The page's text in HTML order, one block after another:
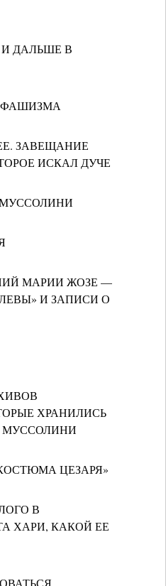
ДАЛЬШЕ В
ФАШИЗМА
ЗАВЕЩАНИЕ
ИСКАЛ ДУЧЕ
МАРИИ ЖОЗЕ —
И ЗАПИСИ О
ХРАНИЛИСЬ
МУССОЛИНИ
ЦЕЗАРЯ»
В
ХАРИ, КАКОЙ ЕЕ